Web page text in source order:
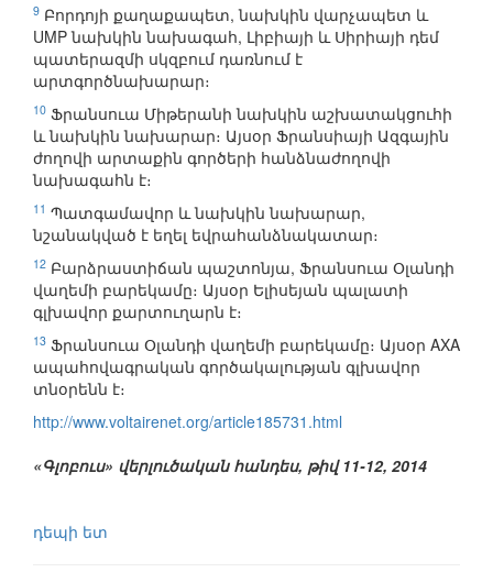
9 Բորդոյի քաղաքապետ, նախկին վարչապետ և
UMP նախկին նախագահ, Լիբիայի և Սիրիայի դեմ
պատերազմի սկզբում դառնում է
արտգործնախարար։
10 Ֆրանսուա Միթերանի նախկին աշխատակցուհի
և նախկին նախարար։ Այսօր Ֆրանսիայի Ազգային
ժողովի արտաքին գործերի հանձնաժողովի
նախագահն է։
11 Պատգամավոր և նախկին նախարար,
նշանակված է եղել եվրահանձնակատար։
12 Բարձրաստիճան պաշտոնյա, Ֆրանսուա Օլանդի
վաղեմի բարեկամը։ Այսօր Ելիսեյան պալատի
գլխավոր քարտուղարն է։
13 Ֆրանսուա Օլանդի վաղեմի բարեկամը։ Այսօր AXA
ապահովագրական գործակալության գլխավոր
տնօրենն է։
http://www.voltairenet.org/article185731.html
«Գլոբուս» վերլուծական հանդես, թիվ 11-12, 2014
դեպի ետ